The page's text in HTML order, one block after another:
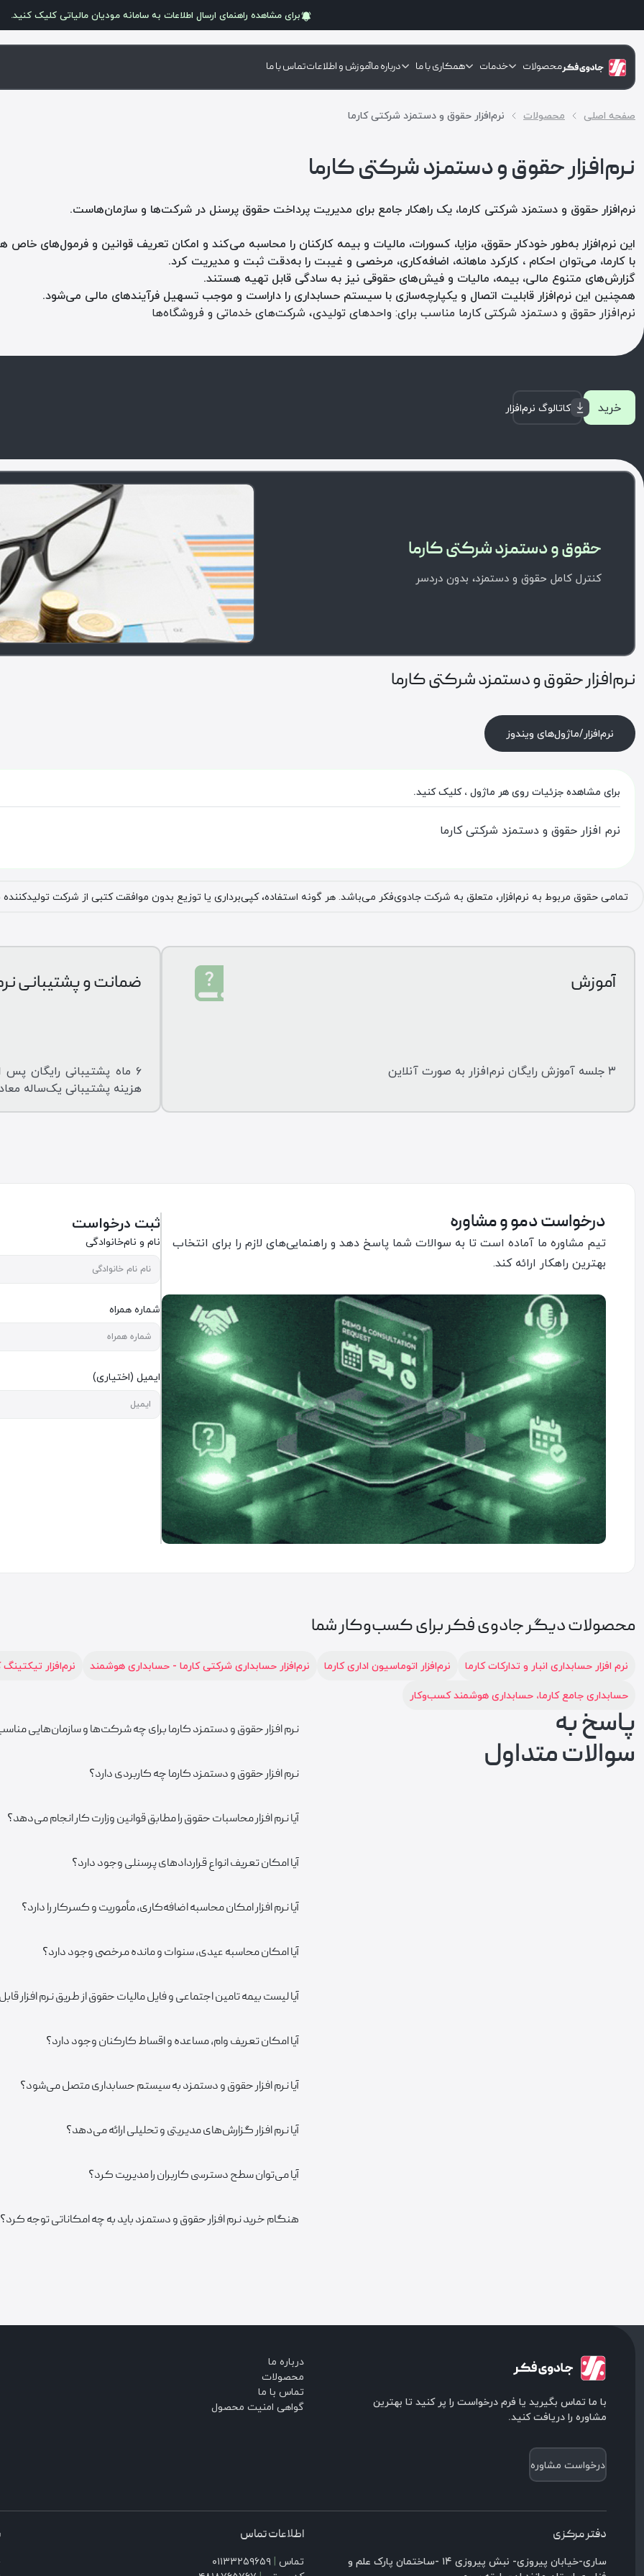
برای مشاهده راهنمای ارسال اطلاعات به سامانه مودیان مالیاتی کلیک کنید.
محصولات خدمات همکاری با ما درباره ماآموزش و اطلاعاتتماس با ما
صفحه اصلی محصولات نرم‌افزار حقوق و دستمزد شرکتی کارما
نرم‌افزار حقوق و دستمزد شرکتی کارما
نرم‌افزار حقوق و دستمزد شرکتی کارما، یک راهکار جامع برای مدیریت پرداخت حقوق پرسنل در شرکت‌ها و سازمان‌هاست.
این نرم‌افزار به‌طور خودکار حقوق، مزایا، کسورات، مالیات و بیمه کارکنان را محاسبه می‌کند و امکان تعریف قوانین و فرمول‌های خاص
با کارما، می‌توان احکام ، کارکرد ماهانه، اضافه‌کاری، مرخصی و غیبت را به‌دقت ثبت و مدیریت کرد.
گزارش‌های متنوع مالی، بیمه، مالیات و فیش‌های حقوقی نیز به سادگی قابل تهیه هستند.
همچنین این نرم‌افزار قابلیت اتصال و یکپارچه‌سازی با سیستم حسابداری را داراست و موجب تسهیل فرآیندهای مالی می‌شود.
نرم‌افزار حقوق و دستمزد شرکتی کارما مناسب برای: واحدهای تولیدی، شرکت‌های خدماتی و فروشگاه‌ها
خرید کاتالوگ نرم‌افزار
حقوق و دستمزد شرکتی کارما
کنترل کامل حقوق و دستمزد، بدون دردسر
نرم‌افزار حقوق و دستمزد شرکتی کارما
نرم‌افزار/ماژول‌های ویندوز
برای مشاهده جزئیات روی هر ماژول ، کلیک کنید.
نرم افزار حقوق و دستمزد شرکتی کارما
تمامی حقوق مربوط به نرم‌افزار، متعلق به شرکت جادوی‌فکر می‌باشد. هر گونه استفاده، کپی‌برداری یا توزیع بدون موافقت کتبی از شرکت
آموزش
۳ جلسه آموزش رایگان نرم‌افزار به صورت آنلاین
ضمانت و پشتیبانی
۶ ماه پشتیبانی رایگان
هزینه پشتیبانی یک‌ساله معادل ۳۰٪ قیمت روز نرم‌افزار
درخواست دمو و مشاوره
تیم مشاوره ما آماده است تا به سوالات شما پاسخ دهد و راهنمایی‌های لازم را برای انتخاب
بهترین راهکار ارائه کند.
ثبت درخواست
نام و نام‌خانوادگی
شماره همراه
ایمیل (اختیاری)
محصولات دیگر جادوی فکر برای کسب‌وکار شما
نرم افزار حسابداری انبار و تدارکات کارما نرم‌افزار اتوماسیون اداری کارما نرم‌افزار حسابداری شرکتی کارما - حسابداری هوشمند
نرم‌افزار
حسابداری جامع کارما، حسابداری هوشمند کسب‌وکار
پاسخ به
سوالات متداول
نرم افزار حقوق و دستمزد کارما برای چه شرکت‌ها و سازمان‌هایی
نرم افزار حقوق و دستمزد کارما چه کاربردی دارد؟
آیا نرم افزار محاسبات حقوق را مطابق قوانین وزارت کار انجام می‌دهد؟
آیا امکان تعریف انواع قراردادهای پرسنلی وجود دارد؟
آیا نرم افزار امکان محاسبه اضافه‌کاری، مأموریت و کسرکار را دارد؟
آیا امکان محاسبه عیدی، سنوات و مانده مرخصی وجود دارد؟
آیا لیست بیمه تامین اجتماعی و فایل مالیات حقوق از طریق نرم افزار
آیا امکان تعریف وام، مساعده و اقساط کارکنان وجود دارد؟
آیا نرم افزار حقوق و دستمزد به سیستم حسابداری متصل می‌شود؟
آیا نرم افزار گزارش‌های مدیریتی و تحلیلی ارائه می‌دهد؟
آیا می‌توان سطح دسترسی کاربران را مدیریت کرد؟
هنگام خرید نرم افزار حقوق و دستمزد باید به چه امکاناتی توجه کرد؟
با ما تماس بگیرید یا فرم درخواست را پر کنید تا بهترین
مشاوره را دریافت کنید.
درخواست مشاوره
درباره ما
محصولات
تماس با ما
گواهی امنیت محصول
دفتر مرکزی
ساری-خیابان پیروزی- نبش پیروزی ۱۴ -ساختمان پارک علم و
اطلاعات تماس
تماس | ۰۱۱۳۳۲۵۹۶۵۹